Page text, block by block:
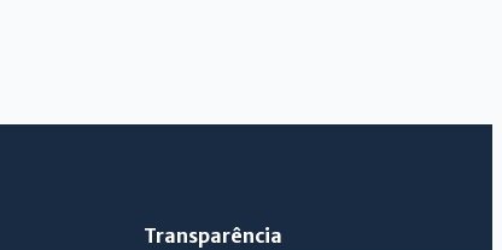
Transparência